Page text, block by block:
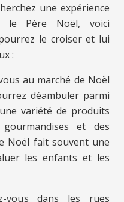
une expérience
le Père Noël, voici
le croiser et lui
:
au marché de Noël
déambuler parmi
variété de produits
et des
Noël fait souvent une
les enfants et les
vous dans les rues